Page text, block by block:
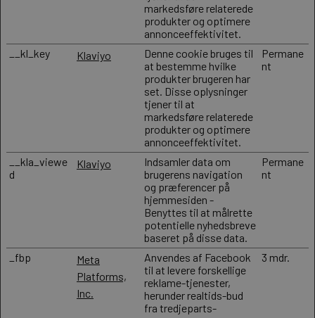
markedsføre relaterede
produkter og optimere
annonceeffektivitet.
__kl_key Klaviyo
Denne cookie bruges til
at bestemme hvilke
produkter brugeren har
set. Disse oplysninger
tjener til at
markedsføre relaterede
produkter og optimere
annonceeffektivitet.
Permane
nt
__kla_viewe
d
Klaviyo
Indsamler data om
brugerens navigation
og præferencer på
hjemmesiden -
Benyttes til at målrette
potentielle nyhedsbreve
baseret på disse data.
Permane
nt
_fbp
Meta
Platforms,
Inc.
Anvendes af Facebook
til at levere forskellige
reklame-tjenester,
herunder realtids-bud
fra tredjeparts-
3 mdr.